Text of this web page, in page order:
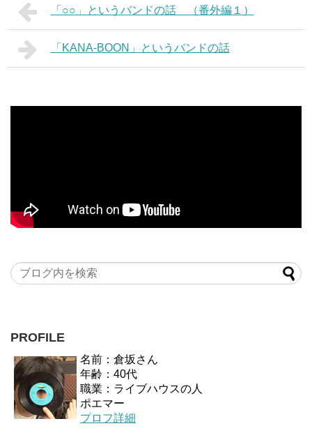
「○○」というバンドの話 （番外編１）
「KANA-BOON」というバンドの話
PROFILE
名前：倉坂さん
年齢：40代
職業：ライブハウスの人
ポエマー
プロフ詳細